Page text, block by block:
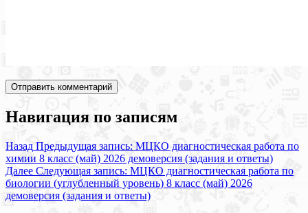
Навигация по записям
Назад Предыдущая запись: МЦКО диагностическая работа по
химии 8 класс (май) 2026 демоверсия (задания и ответы)
Далее Следующая запись: МЦКО диагностическая работа по
биологии (углубленный уровень) 8 класс (май) 2026
демоверсия (задания и ответы)